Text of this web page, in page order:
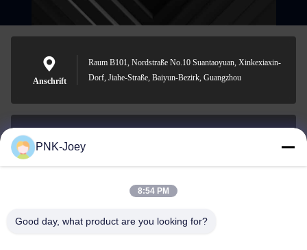
Anschrift
Raum B101, Nordstraße No.10 Suantaoyuan, Xinkexiaxin-
Dorf, Jiahe-Straße, Baiyun-Bezirk, Guangzhou
E-Mail-Adresse
008613580404923
PNK-Joey
8:54 PM
Good day, what product are you looking for?